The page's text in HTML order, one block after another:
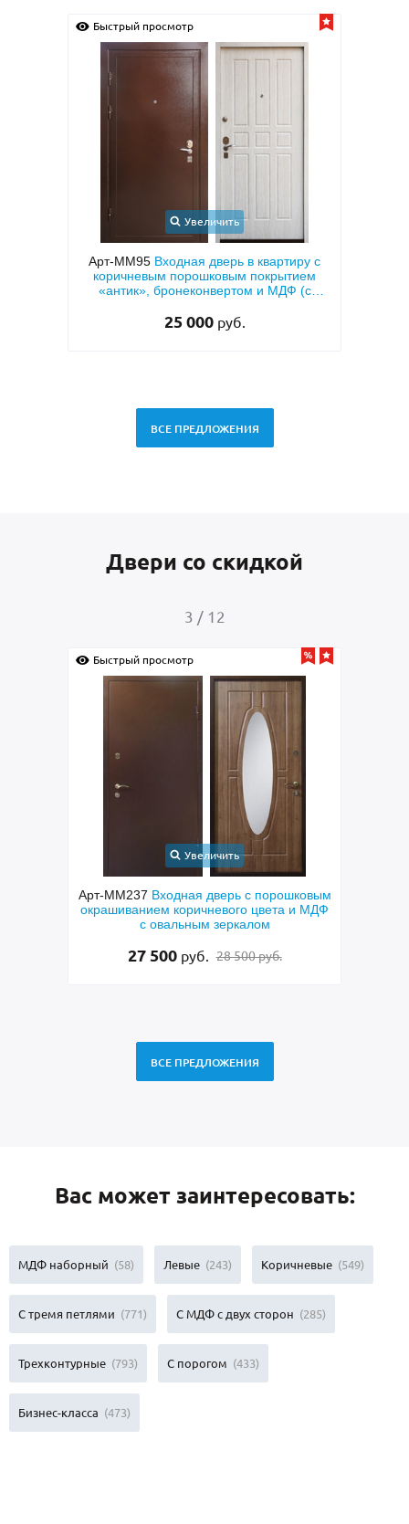
Быстрый просмотр
Увеличить
Арт-ММ95 Входная дверь в квартиру с
коричневым порошковым покрытием
«антик», бронеконвертом и МДФ (с
25 000 руб.
ВСЕ ПРЕДЛОЖЕНИЯ
Двери со скидкой
3 / 12
Быстрый просмотр
Увеличить
Арт-ММ237 Входная дверь с порошковым
окрашиванием коричневого цвета и МДФ
с овальным зеркалом
27 500 руб. 28 500 руб.
ВСЕ ПРЕДЛОЖЕНИЯ
Вас может заинтересовать:
МДФ наборный (58) Левые (243) Коричневые (549)
С тремя петлями (771) С МДФ с двух сторон (285)
Трехконтурные (793) С порогом (433)
Бизнес-класса (473)